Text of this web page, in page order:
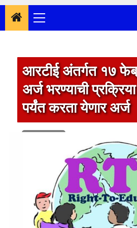
Primary
Menu
आरटीई अंतर्गत १७
अर्ज भरण्याची
पर्यंत करता येणार अर्ज